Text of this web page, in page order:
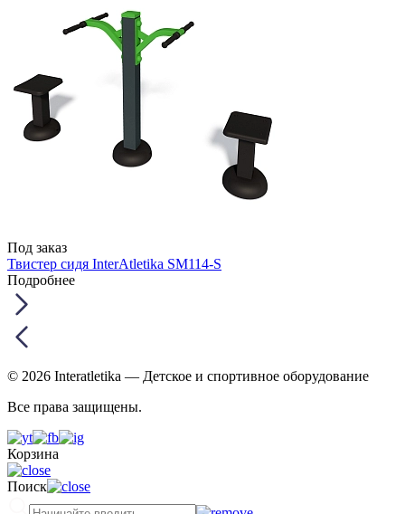
Под заказ
Твистер сидя InterAtletika SM114-S
Подробнее
© 2026 Interatletika — Детское и спортивное оборудование
Все права защищены.
Корзина
Поиск